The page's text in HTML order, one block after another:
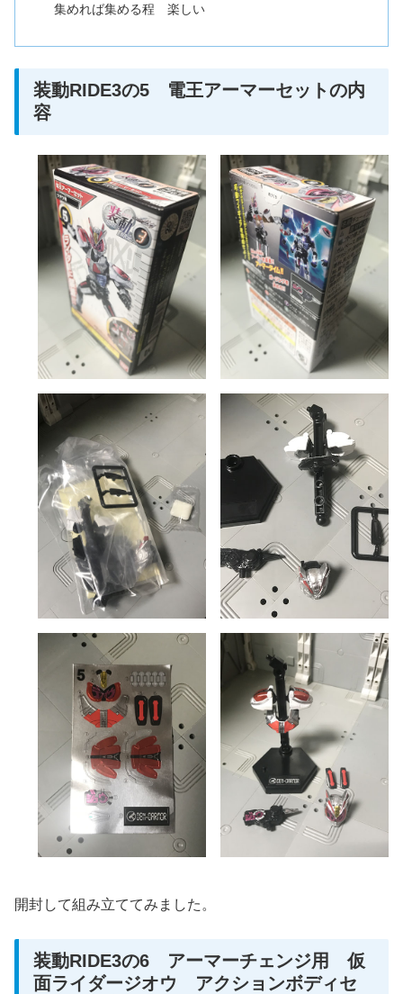
集めれば集める程 楽しい
装動RIDE3の5 電王アーマーセットの内
容
開封して組み立ててみました。
装動RIDE3の6 アーマーチェンジ用 仮
面ライダージオウ アクションボディセ